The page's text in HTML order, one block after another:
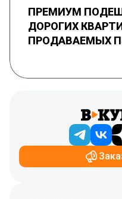
ПРЕМИУМ
ДОРОГИХ
ПРОДАВАЕМЫХ